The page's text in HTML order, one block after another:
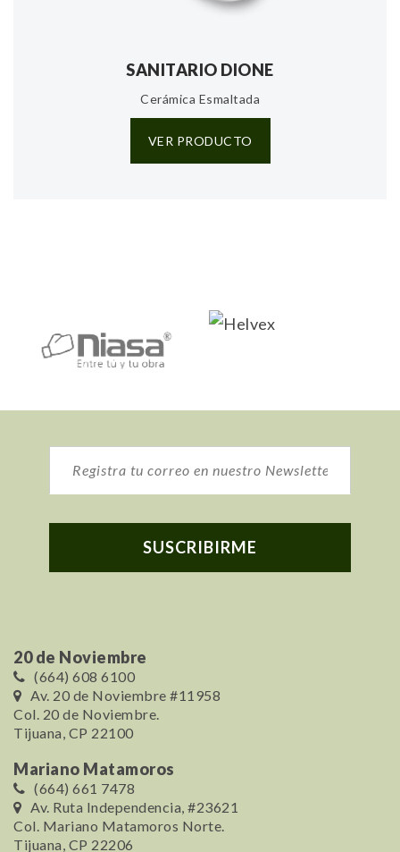
SANITARIO DIONE
Cerámica Esmaltada
VER PRODUCTO
20 de Noviembre
(664) 608 6100
Av. 20 de Noviembre #11958
Col. 20 de Noviembre.
Tijuana, CP 22100
Mariano Matamoros
(664) 661 7478
Av. Ruta Independencia, #23621
Col. Mariano Matamoros Norte.
Tijuana, CP 22206